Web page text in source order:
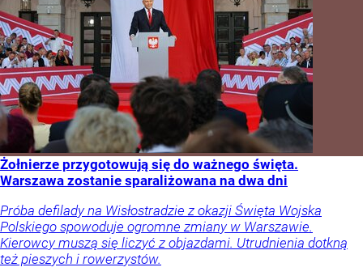
Żołnierze przygotowują się do ważnego święta.
Warszawa zostanie sparaliżowana na dwa dni
Próba defilady na Wisłostradzie z okazji Święta Wojska
Polskiego spowoduje ogromne zmiany w Warszawie.
Kierowcy muszą się liczyć z objazdami. Utrudnienia dotkną
też pieszych i rowerzystów.